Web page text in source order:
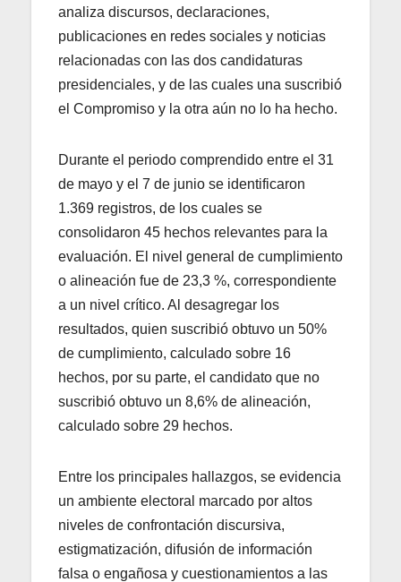
analiza discursos, declaraciones,
publicaciones en redes sociales y noticias
relacionadas con las dos candidaturas
presidenciales, y de las cuales una suscribió
el Compromiso y la otra aún no lo ha hecho.
Durante el periodo comprendido entre el 31
de mayo y el 7 de junio se identificaron
1.369 registros, de los cuales se
consolidaron 45 hechos relevantes para la
evaluación. El nivel general de cumplimiento
o alineación fue de 23,3 %, correspondiente
a un nivel crítico. Al desagregar los
resultados, quien suscribió obtuvo un 50%
de cumplimiento, calculado sobre 16
hechos, por su parte, el candidato que no
suscribió obtuvo un 8,6% de alineación,
calculado sobre 29 hechos.
Entre los principales hallazgos, se evidencia
un ambiente electoral marcado por altos
niveles de confrontación discursiva,
estigmatización, difusión de información
falsa o engañosa y cuestionamientos a las